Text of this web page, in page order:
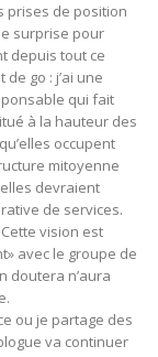
prises de position
surprise pour
depuis tout ce
go : j’ai une
qui fait
à la hauteur des
occupent
mitoyenne
devraient
de services.
vision est
avec le groupe de
doutera n’aura
ou je partage des
va continuer